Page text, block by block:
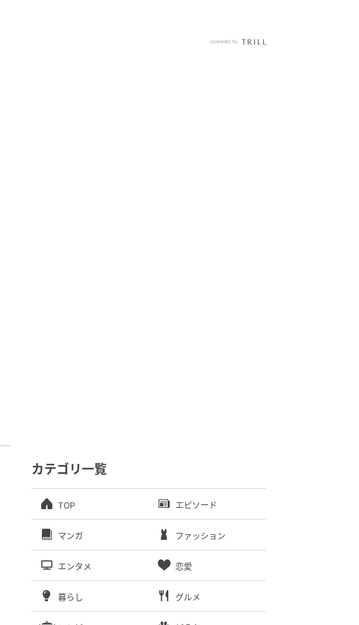
カテゴリ一覧
TOP エピソード
マンガ ファッション
エンタメ 恋愛
暮らし グルメ